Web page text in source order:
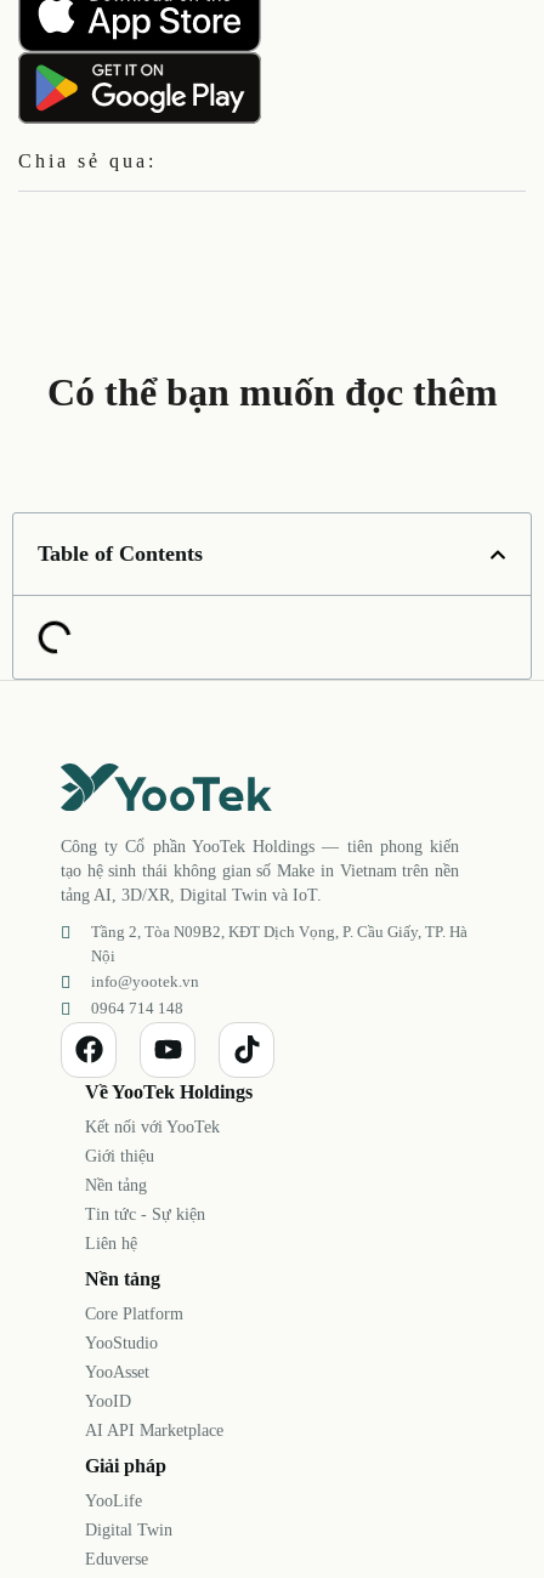
Chia sẻ qua:
Có thể bạn muốn đọc thêm
Table of Contents
Công ty Cổ phần YooTek Holdings — tiên phong kiến
tạo hệ sinh thái không gian số Make in Vietnam trên nền
tảng AI, 3D/XR, Digital Twin và IoT.
Tầng 2, Tòa N09B2, KĐT Dịch Vọng, P. Cầu Giấy, TP. Hà
Nội
info@yootek.vn
0964 714 148
Về YooTek Holdings
Kết nối với YooTek
Giới thiệu
Nền tảng
Tin tức - Sự kiện
Liên hệ
Nền tảng
Core Platform
YooStudio
YooAsset
YooID
AI API Marketplace
Giải pháp
YooLife
Digital Twin
Eduverse